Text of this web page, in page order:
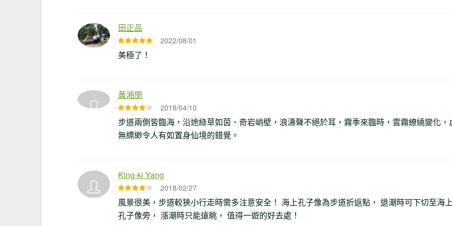
田正品
2022/08/01
美極了！
黃湘閔
2018/04/10
步道兩側皆臨海，沿途綠草如茵、奇岩峭壁，浪濤聲不絕於耳，霧季來臨時，雲霧繚繞變化，
無縹緲令人有如置身仙境的錯覺。
King-ki Yang
2018/02/27
風景很美，步道較狹小行走時需多注意安全！ 海上孔子像為步道折返點， 退潮時可下切至海
孔子像旁， 漲潮時只能遠眺， 值得一遊的好去處！